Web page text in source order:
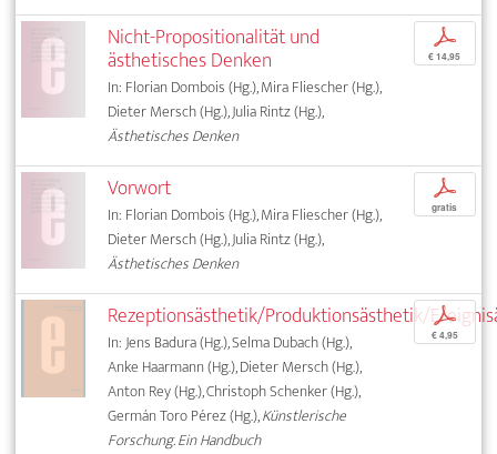
Nicht-Propositionalität und
ästhetisches Denken
In: Florian Dombois (Hg.), Mira Fliescher (Hg.),
Dieter Mersch (Hg.), Julia Rintz (Hg.),
Ästhetisches Denken
p
€ 14,95
Vorwort
In: Florian Dombois (Hg.), Mira Fliescher (Hg.),
Dieter Mersch (Hg.), Julia Rintz (Hg.),
Ästhetisches Denken
p
gratis
Rezeptionsästhetik/Produktionsästhetik/
In: Jens Badura (Hg.), Selma Dubach (Hg.),
Anke Haarmann (Hg.), Dieter Mersch (Hg.),
Anton Rey (Hg.), Christoph Schenker (Hg.),
Germán Toro Pérez (Hg.),Künstlerische
Forschung. Ein Handbuch
p
€ 4,95